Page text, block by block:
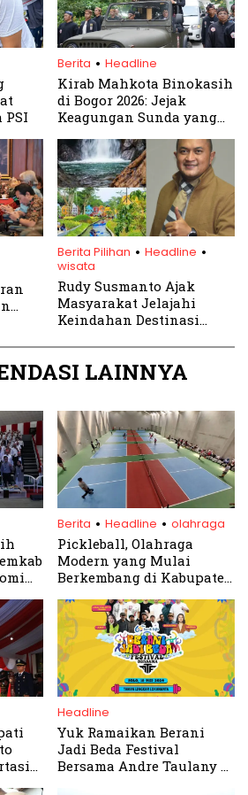
PSI
Berita . Headline
Kirab Mahkota Binokasih
di Bogor 2026: Jejak
Keagungan Sunda yang
Berita Pilihan . Headline .
wisata
Rudy Susmanto Ajak
Masyarakat Jelajahi
Keindahan Destinasi
LAINNYA
Berita . Headline . olahraga
Pickleball, Olahraga
Modern yang Mulai
Berkembang di Kabupaten
Headline
Yuk Ramaikan Berani
Jadi Beda Festival
Bersama Andre Taulany &